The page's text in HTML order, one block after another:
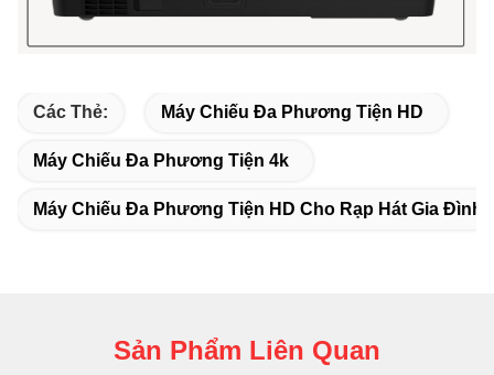
Các Thẻ: Máy Chiếu Đa Phương Tiện HD
Máy Chiếu Đa Phương Tiện 4k
Máy Chiếu Đa Phương Tiện HD Cho Rạp Hát Gia Đình
Sản Phẩm Liên Quan